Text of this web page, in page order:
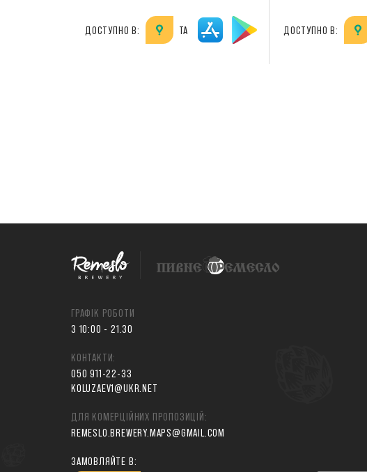
ДОСТУПНО В: ТА ДОСТУПНО В:
ГРАФІК РОБОТИ
З 10:00 - 21.30
КОНТАКТИ:
050 911-22-33
KOLUZAEV1@UKR.NET
ДЛЯ КОМЕРЦІЙНИХ ПРОПОЗИЦІЙ:
REMESLO.BREWERY.MAPS@GMAIL.COM
ЗАМОВЛЯЙТЕ В: